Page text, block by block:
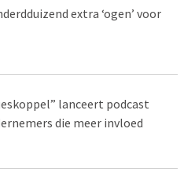
extra ‘ogen’ voor
lanceert podcast
die meer invloed